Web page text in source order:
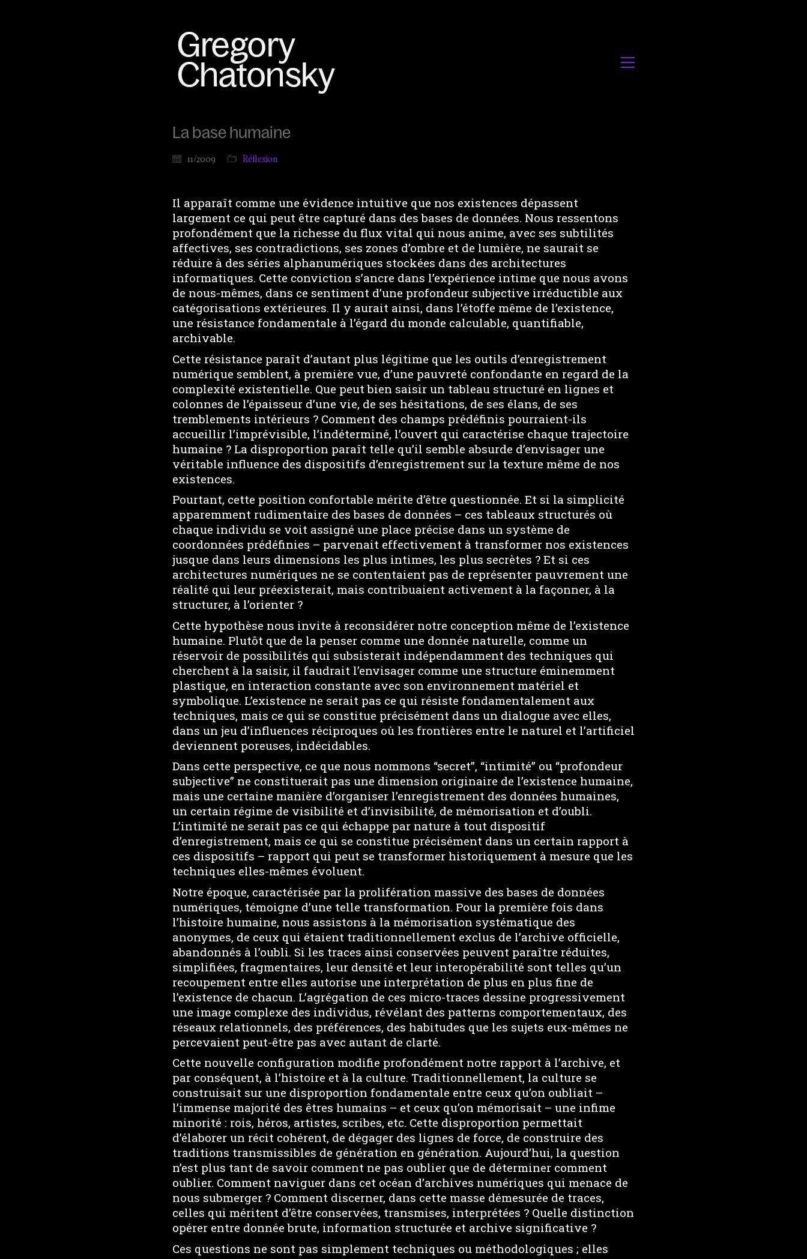
La base humaine
11/2009 Réflexion
Il apparaît comme une évidence intuitive que nos existences dépassent
largement ce qui peut être capturé dans des bases de données. Nous ressentons
profondément que la richesse du flux vital qui nous anime, avec ses subtilités
affectives, ses contradictions, ses zones d’ombre et de lumière, ne saurait se
réduire à des séries alphanumériques stockées dans des architectures
informatiques. Cette conviction s’ancre dans l’expérience intime que nous avons
de nous-mêmes, dans ce sentiment d’une profondeur subjective irréductible aux
catégorisations extérieures. Il y aurait ainsi, dans l’étoffe même de l’existence,
une résistance fondamentale à l’égard du monde calculable, quantifiable,
archivable.
Cette résistance paraît d’autant plus légitime que les outils d’enregistrement
numérique semblent, à première vue, d’une pauvreté confondante en regard de la
complexité existentielle. Que peut bien saisir un tableau structuré en lignes et
colonnes de l’épaisseur d’une vie, de ses hésitations, de ses élans, de ses
tremblements intérieurs ? Comment des champs prédéfinis pourraient-ils
accueillir l’imprévisible, l’indéterminé, l’ouvert qui caractérise chaque trajectoire
humaine ? La disproportion paraît telle qu’il semble absurde d’envisager une
véritable influence des dispositifs d’enregistrement sur la texture même de nos
existences.
Pourtant, cette position confortable mérite d’être questionnée. Et si la simplicité
apparemment rudimentaire des bases de données – ces tableaux structurés où
chaque individu se voit assigné une place précise dans un système de
coordonnées prédéfinies – parvenait effectivement à transformer nos existences
jusque dans leurs dimensions les plus intimes, les plus secrètes ? Et si ces
architectures numériques ne se contentaient pas de représenter pauvrement une
réalité qui leur préexisterait, mais contribuaient activement à la façonner, à la
structurer, à l’orienter ?
Cette hypothèse nous invite à reconsidérer notre conception même de l’existence
humaine. Plutôt que de la penser comme une donnée naturelle, comme un
réservoir de possibilités qui subsisterait indépendamment des techniques qui
cherchent à la saisir, il faudrait l’envisager comme une structure éminemment
plastique, en interaction constante avec son environnement matériel et
symbolique. L’existence ne serait pas ce qui résiste fondamentalement aux
techniques, mais ce qui se constitue précisément dans un dialogue avec elles,
dans un jeu d’influences réciproques où les frontières entre le naturel et l’artificiel
deviennent poreuses, indécidables.
Dans cette perspective, ce que nous nommons “secret”, “intimité” ou “profondeur
subjective” ne constituerait pas une dimension originaire de l’existence humaine,
mais une certaine manière d’organiser l’enregistrement des données humaines,
un certain régime de visibilité et d’invisibilité, de mémorisation et d’oubli.
L’intimité ne serait pas ce qui échappe par nature à tout dispositif
d’enregistrement, mais ce qui se constitue précisément dans un certain rapport à
ces dispositifs – rapport qui peut se transformer historiquement à mesure que les
techniques elles-mêmes évoluent.
Notre époque, caractérisée par la prolifération massive des bases de données
numériques, témoigne d’une telle transformation. Pour la première fois dans
l’histoire humaine, nous assistons à la mémorisation systématique des
anonymes, de ceux qui étaient traditionnellement exclus de l’archive officielle,
abandonnés à l’oubli. Si les traces ainsi conservées peuvent paraître réduites,
simplifiées, fragmentaires, leur densité et leur interopérabilité sont telles qu’un
recoupement entre elles autorise une interprétation de plus en plus fine de
l’existence de chacun. L’agrégation de ces micro-traces dessine progressivement
une image complexe des individus, révélant des patterns comportementaux, des
réseaux relationnels, des préférences, des habitudes que les sujets eux-mêmes ne
percevaient peut-être pas avec autant de clarté.
Cette nouvelle configuration modifie profondément notre rapport à l’archive, et
par conséquent, à l’histoire et à la culture. Traditionnellement, la culture se
construisait sur une disproportion fondamentale entre ceux qu’on oubliait –
l’immense majorité des êtres humains – et ceux qu’on mémorisait – une infime
minorité : rois, héros, artistes, scribes, etc. Cette disproportion permettait
d’élaborer un récit cohérent, de dégager des lignes de force, de construire des
traditions transmissibles de génération en génération. Aujourd’hui, la question
n’est plus tant de savoir comment ne pas oublier que de déterminer comment
oublier. Comment naviguer dans cet océan d’archives numériques qui menace de
nous submerger ? Comment discerner, dans cette masse démesurée de traces,
celles qui méritent d’être conservées, transmises, interprétées ? Quelle distinction
opérer entre donnée brute, information structurée et archive significative ?
Ces questions ne sont pas simplement techniques ou méthodologiques ; elles